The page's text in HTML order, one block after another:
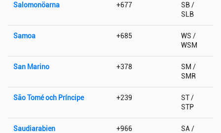
Salomonöarna +677
SB /
SLB
Samoa +685
WS /
WSM
San Marino +378
SM /
SMR
São Tomé och Príncipe +239
ST /
STP
Saudiarabien +966
SA /